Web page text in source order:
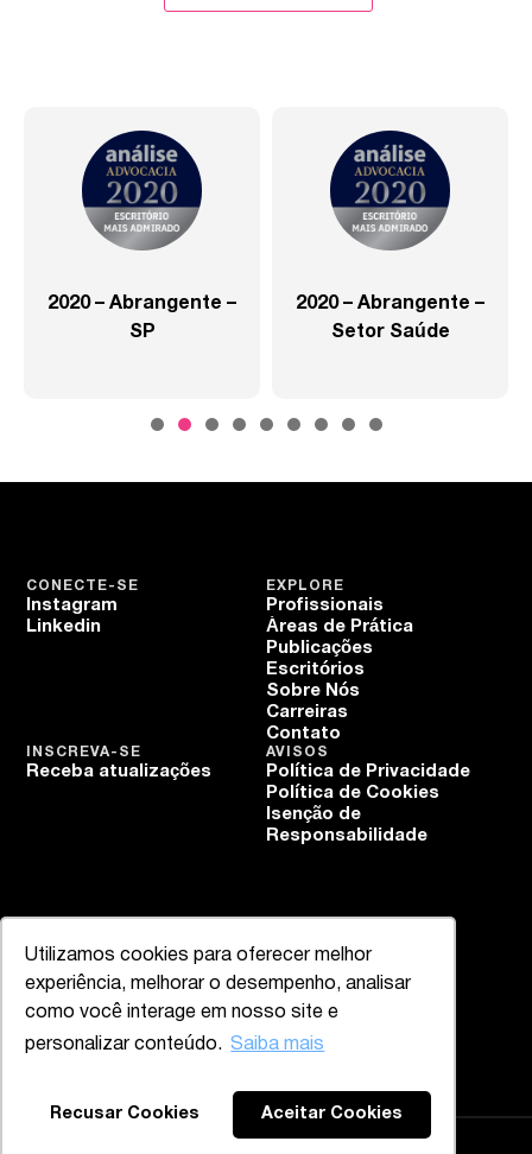
Utilizamos cookies para oferecer melhor
experiência, melhorar o desempenho, analisar
como você interage em nosso site e
personalizar conteúdo. Saiba mais
Recusar Cookies Aceitar Cookies
2020 – Abrangente –
SP
2020 – Abrangente –
Setor Saúde
EXPLORE
Profissionais
Áreas de Prática
Publicações
Escritórios
Sobre Nós
Carreiras
Contato
CONECTE-SE
Instagram
Linkedin
AVISOS
Política de Privacidade
Política de Cookies
Isenção de
Responsabilidade
INSCREVA-SE
Receba atualizações